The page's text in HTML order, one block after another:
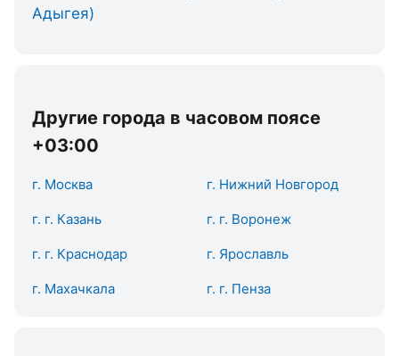
Адыгея)
Другие города в часовом поясе
+03:00
г. Москва г. Нижний Новгород
г. г. Казань г. г. Воронеж
г. г. Краснодар г. Ярославль
г. Махачкала г. г. Пенза